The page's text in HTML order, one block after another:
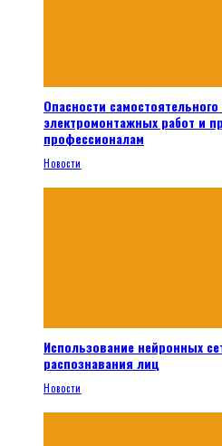
Опасности
электромонтажных работ и
профессионалам
Новости
Использование нейронных
распознавания лиц
Новости